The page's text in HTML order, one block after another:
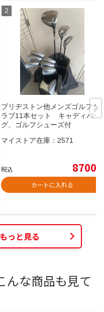
ブリヂストン他メンズゴルフク
ラブ11本セット キャディバッ
グ、ゴルフシューズ付
マイストア在庫： 2571
税込 8700
カートに入れる
っと見る
んな商品も見て